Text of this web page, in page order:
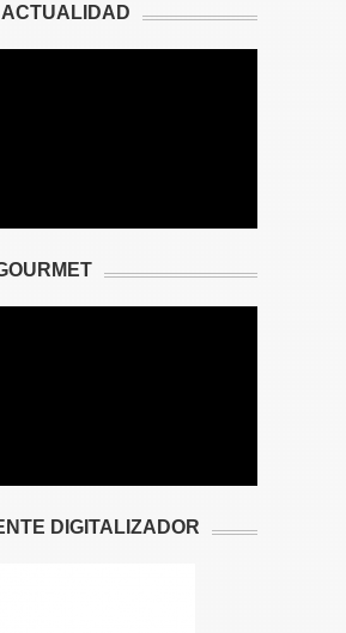
DIGITALIZADOR